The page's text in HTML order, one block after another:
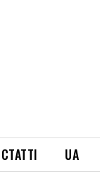
СТАТТІ UA